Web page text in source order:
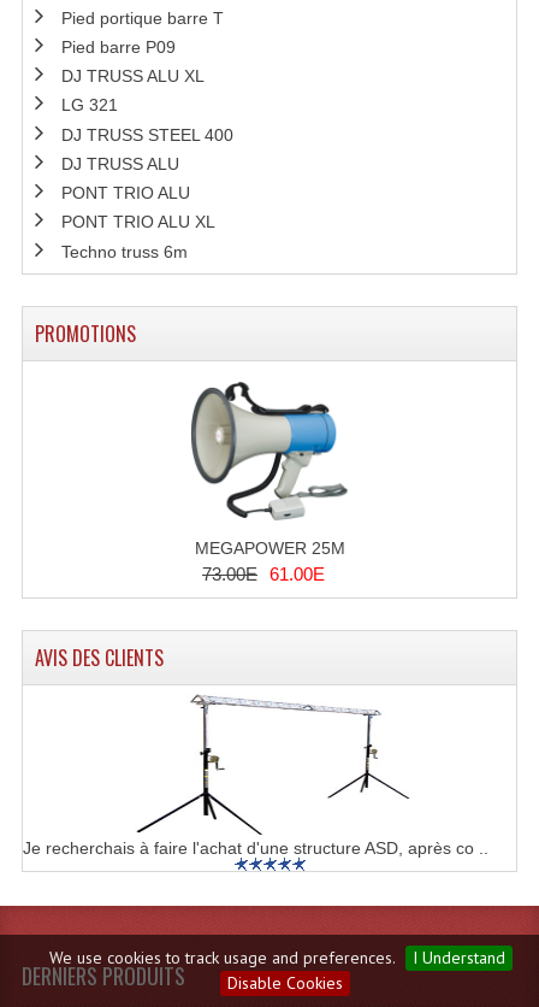
We use cookies to track usage and preferences.
I Understand
Disable Cookies
Pied portique barre T
Pied barre P09
DJ TRUSS ALU XL
LG 321
DJ TRUSS STEEL 400
DJ TRUSS ALU
PONT TRIO ALU
PONT TRIO ALU XL
Techno truss 6m
PROMOTIONS
MEGAPOWER 25M
73.00E 61.00E
AVIS DES CLIENTS
Je recherchais à faire l'achat d'une structure ASD, après co ..
DERNIERS PRODUITS